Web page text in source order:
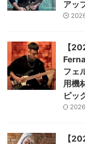
アッ
【
フェ
用機
ピッ
【